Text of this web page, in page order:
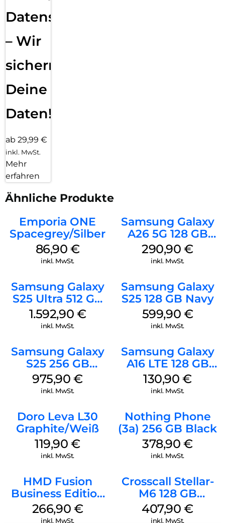
Datensicherung
– Wir
sichern
Deine
Daten!
ab 29,99 €
inkl. MwSt.
Mehr
erfahren
Ähnliche Produkte
Emporia ONE
Spacegrey/Silber
86,90 €
inkl. MwSt.
Samsung Galaxy
A26 5G 128 GB
Mint
290,90€
inkl. MwSt.
Samsung Galaxy
S25 Ultra 512 GB
Titanium
Whitesilver
1.592,90 €
inkl. MwSt.
Samsung Galaxy
S25 128 GB Navy
599,90 €
inkl. MwSt.
Samsung Galaxy
S25 256 GB
Icyblue
975,90€
inkl. MwSt.
Samsung Galaxy
A16 LTE 128 GB
Black
130,90€
inkl. MwSt.
Doro Leva L30
Graphite/Weiß
119,90€
inkl. MwSt.
Nothing Phone
(3a) 256 GB Black
378,90€
inkl. MwSt.
HMD Fusion
Business Edition
256 GB Grey
266,90 €
inkl. MwSt.
Crosscall Stellar-
M6 128 GB
Schwarz
407,90€
inkl. MwSt.